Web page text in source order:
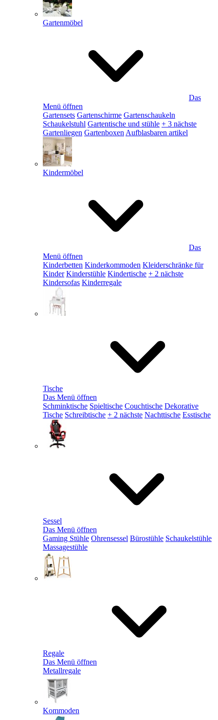
Gartenmöbel
Das
Menü öffnen
Gartensets Gartenschirme Gartenschaukeln
Schaukelstuhl Gartentische und stühle + 3 nächste
Gartenliegen Gartenboxen Aufblasbaren artikel
Kindermöbel
Das
Menü öffnen
Kinderbetten Kinderkommoden Kleiderschränke für
Kinder Kinderstühle Kindertische + 2 nächste
Kindersofas Kinderregale
Tische
Das Menü öffnen
Schminktische Spieltische Couchtische Dekorative
Tische Schreibtische + 2 nächste Nachttische Esstische
Sessel
Das Menü öffnen
Gaming Stühle Ohrensessel Bürostühle Schaukelstühle
Massagestühle
Regale
Das Menü öffnen
Metallregale
Kommoden